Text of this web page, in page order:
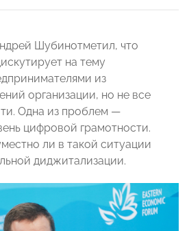
Шубинотметил, что
на тему
из
организации, но не все
Одна из проблем —
цифровой грамотности.
ли в такой ситуации
диджитализации.